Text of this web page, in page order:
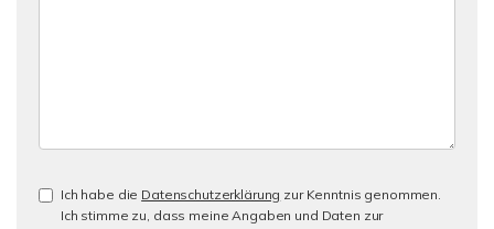
Ich habe die Datenschutzerklärung zur Kenntnis genommen.
Ich stimme zu, dass meine Angaben und Daten zur